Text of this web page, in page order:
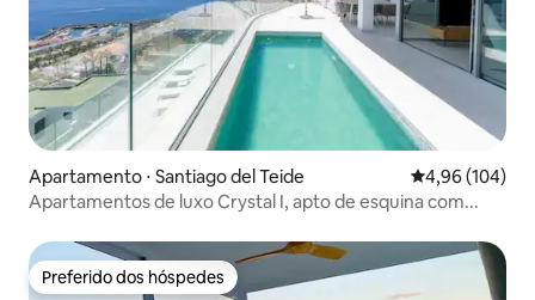
Apartamento ⋅ Santiago del Teide 4,96 de uma
4,96 (104)
Apartamentos de luxo Crystal I, apto de esquina com...
Preferido dos hóspedes
Preferido dos hóspedes